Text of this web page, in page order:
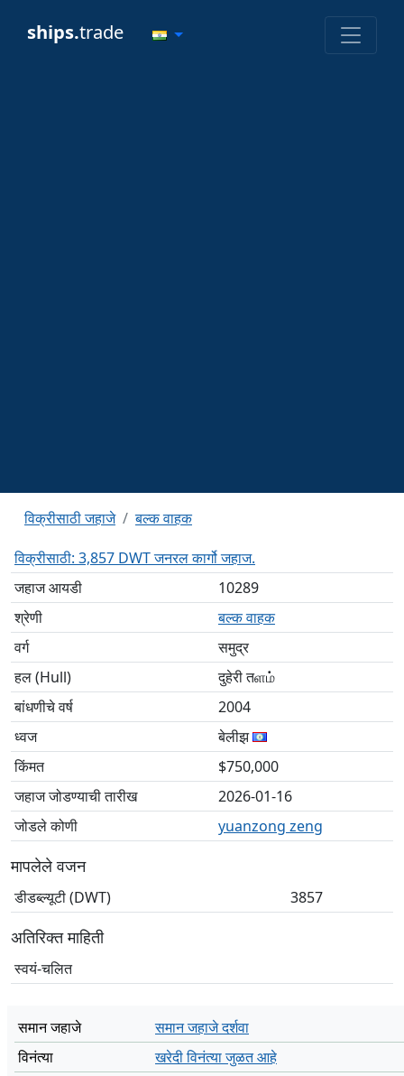
ships.trade
विक्रीसाठी जहाजे
बल्क वाहक
विक्रीसाठी: 3,857 DWT जनरल कार्गो जहाज.
जहाज आयडी
10289
श्रेणी
बल्क वाहक
वर्ग
समुद्र
हल (Hull)
दुहेरी तளம்
बांधणीचे वर्ष
2004
ध्वज
बेलीझ
किंमत
$750,000
जहाज जोडण्याची तारीख
2026-01-16
जोडले कोणी
yuanzong zeng
मापलेले वजन
डीडब्ल्यूटी (DWT) 3857
अतिरिक्त माहिती
स्वयं-चलित
समान जहाजे
समान जहाजे दर्शवा
विनंत्या
खरेदी विनंत्या जुळत आहे